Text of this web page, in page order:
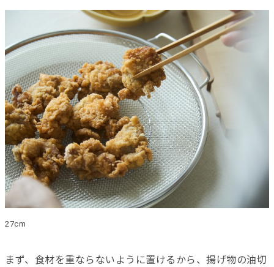
27cm
まず、食材を重ならないように置けるから、揚げ物の油切